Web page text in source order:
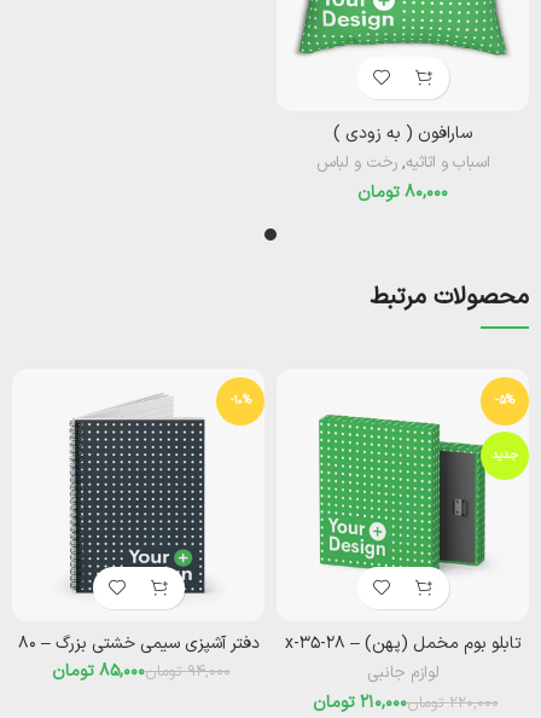
سارافون ( به زودی )‌
اسباب و اثاثیه,رخت و لباس
تومان
محصولات مرتبط
-5%
جدید
تابلو بوم مخمل (پهن) – ۲۸-x-۳۵
لوازم جانبی
220,000 تومان210,000 تومان
-10%
دفتر آشپزی سیمی خشتی بزرگ – ۸۰
94,000 تومان85,000 تومان